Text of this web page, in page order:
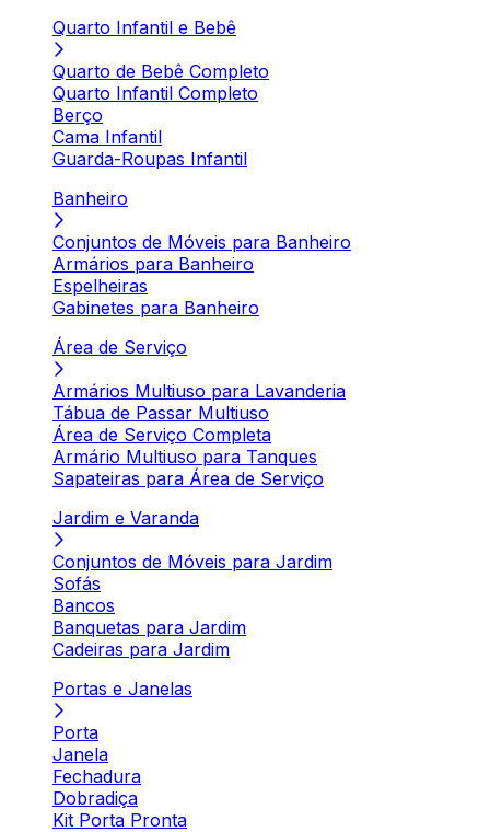
Quarto Infantil e Bebê
Quarto de Bebê Completo
Quarto Infantil Completo
Berço
Cama Infantil
Guarda-Roupas Infantil
Banheiro
Conjuntos de Móveis para Banheiro
Armários para Banheiro
Espelheiras
Gabinetes para Banheiro
Área de Serviço
Armários Multiuso para Lavanderia
Tábua de Passar Multiuso
Área de Serviço Completa
Armário Multiuso para Tanques
Sapateiras para Área de Serviço
Jardim e Varanda
Conjuntos de Móveis para Jardim
Sofás
Bancos
Banquetas para Jardim
Cadeiras para Jardim
Portas e Janelas
Porta
Janela
Fechadura
Dobradiça
Kit Porta Pronta